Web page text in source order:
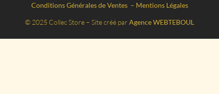
Conditions Générales de Ventes – Mentions Légales
© 2025 Collec Store – Site créé par Agence WEBTEBOUL